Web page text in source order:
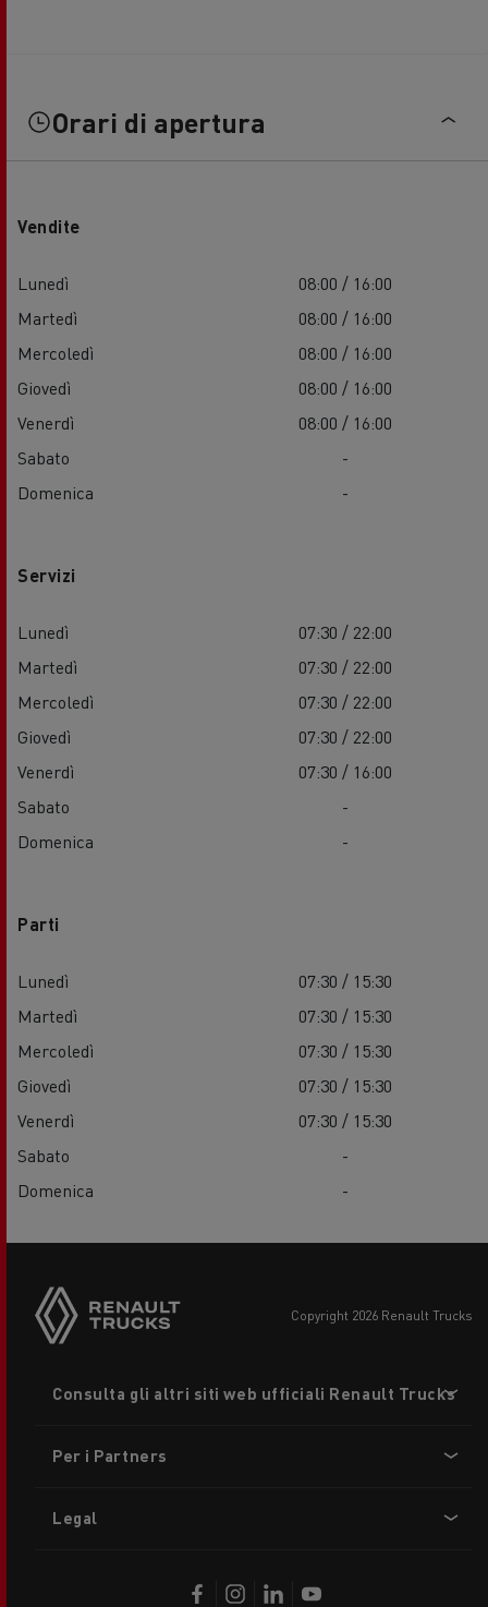
Orari di apertura
Vendite
Lunedì
08:00 / 16:00
Martedì
08:00 / 16:00
Mercoledì
08:00 / 16:00
Giovedì
08:00 / 16:00
Venerdì
08:00 / 16:00
Sabato
-
Domenica
-
Servizi
Lunedì
07:30 / 22:00
Martedì
07:30 / 22:00
Mercoledì
07:30 / 22:00
Giovedì
07:30 / 22:00
Venerdì
07:30 / 16:00
Sabato
-
Domenica
-
Parti
Lunedì
07:30 / 15:30
Martedì
07:30 / 15:30
Mercoledì
07:30 / 15:30
Giovedì
07:30 / 15:30
Venerdì
07:30 / 15:30
Sabato
-
Domenica
-
copyright 2026 Renault Trucks
menu
Consulta gli altri siti web ufficiali Renault Trucks
Per i Partners
Legal